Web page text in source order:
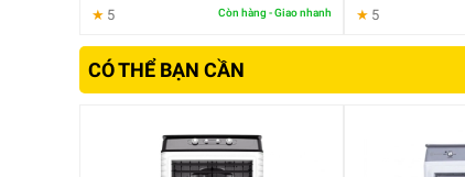
Máy làm mát hơi nước Daichipro
DCP-U5500A
★ 5 Còn hàng - Giao nhanh ★ 5
CÓ THỂ BẠN CẦN